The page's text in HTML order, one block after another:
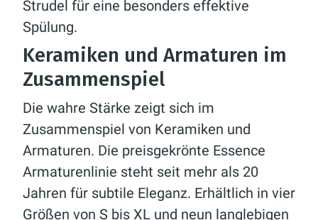
Strudel für eine besonders effektive
Spülung.
Keramiken und Armaturen im
Zusammenspiel
Die wahre Stärke zeigt sich im
Zusammenspiel von Keramiken und
Armaturen. Die preisgekrönte Essence
Armaturenlinie steht seit mehr als 20
Jahren für subtile Eleganz. Erhältlich in vier
Größen von S bis XL und neun langlebigen